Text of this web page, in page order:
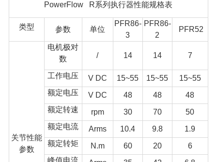
PowerFlow R系列执行器性能规格表
类型 参数 单位
PFR86-
3
PFR86-
2
PFR52
关节性能
参数
电机极对
数
/ 14 14 7
工作电压 V DC 15~55 15~55
15~55
额定电压
V DC 48 48
48
额定转速
rpm 30 70
50
额定电流
Arms 10.4 9.8
1.9
额定转矩
N.m 60 20
6